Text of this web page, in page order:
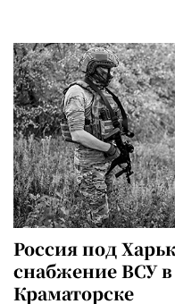
Россия под
снабжение ВСУ
Краматорске